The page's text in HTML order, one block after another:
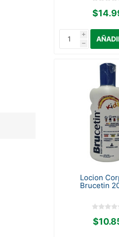
i
h
Locion
Brucetin